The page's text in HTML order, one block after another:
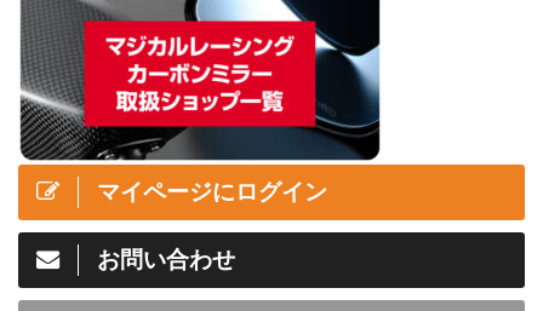
マイページにログイン
お問い合わせ